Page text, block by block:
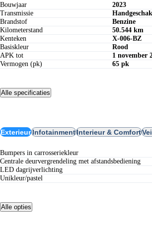
Bouwjaar
2023
Transmissie
Brandstof
Benzine
Kilometerstand
50.544 km
Kenteken
X-006-BZ
Basiskleur
Rood
APK tot
1 november
Vermogen (pk)
65 pk
Alle specificaties
ExterieurInfotainmentInterieur & Comfort
bumpers in carrosseriekleur
centrale deurvergrendeling met afstandsbediening
LED dagrijverlichting
unikleur/pastel
Alle opties